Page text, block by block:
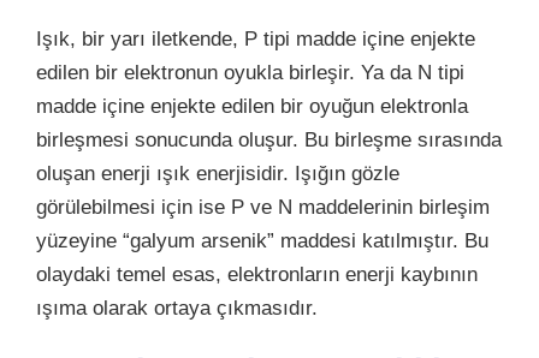
Işık, bir yarı iletkende, P tipi madde içine enjekte
edilen bir elektronun oyukla birleşir. Ya da N tipi
madde içine enjekte edilen bir oyuğun elektronla
birleşmesi sonucunda oluşur. Bu birleşme sırasında
oluşan enerji ışık enerjisidir. Işığın gözle
görülebilmesi için ise P ve N maddelerinin birleşim
yüzeyine “galyum arsenik” maddesi katılmıştır. Bu
olaydaki temel esas, elektronların enerji kaybının
ışıma olarak ortaya çıkmasıdır.